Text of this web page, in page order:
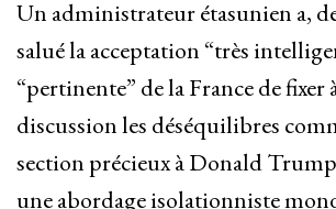
Un administrateur étasunien a,
salué la acceptation “très
“pertinente” de la France de fixer
discussion les déséquilibres
section précieux à Donald
une abordage isolationniste